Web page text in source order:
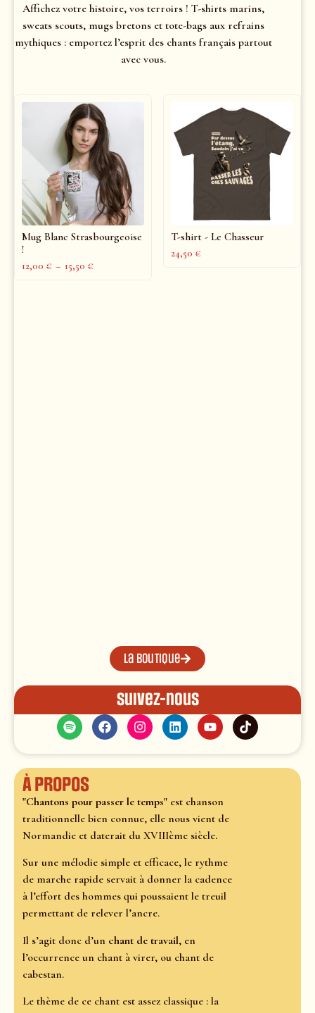
Affichez votre histoire, vos terroirs ! T-shirts marins,
sweats scouts, mugs bretons et tote-bags aux refrains
mythiques : emportez l’esprit des chants français partout
avec vous.
Mug Blanc Strasbourgeoise
!
12,00 € – 15,50 €
T-shirt - Le Chasseur
24,50 €
La boutique
Suivez-nous
À propos
"Chantons pour passer le temps" est chanson
traditionnelle bien connue, elle nous vient de
Normandie et daterait du XVIIIème siècle.
Sur une mélodie simple et efficace, le rythme
de marche rapide servait à donner la cadence
à l’effort des hommes qui poussaient le treuil
permettant de relever l’ancre.
Il s’agit donc d’un chant de travail, en
l’occurrence un chant à virer, ou chant de
cabestan.
Le thème de ce chant est assez classique : la